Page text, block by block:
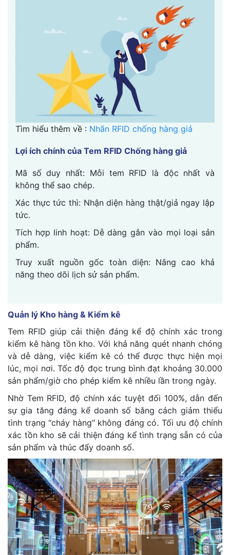
Tìm hiểu thêm về : Nhãn RFID chống hàng giả
Lợi ích chính của Tem RFID Chống hàng giả
Mã số duy nhất: Mỗi tem RFID là độc nhất và
không thể sao chép.
Xác thực tức thì: Nhận diện hàng thật/giả ngay lập
tức.
Tích hợp linh hoạt: Dễ dàng gắn vào mọi loại sản
phẩm.
Truy xuất nguồn gốc toàn diện: Nâng cao khả
năng theo dõi lịch sử sản phẩm.
Quản lý Kho hàng & Kiểm kê
Tem RFID giúp cải thiện đáng kể độ chính xác trong
kiểm kê hàng tồn kho. Với khả năng quét nhanh chóng
và dễ dàng, việc kiểm kê có thể được thực hiện mọi
lúc, mọi nơi. Tốc độ đọc trung bình đạt khoảng 30.000
sản phẩm/giờ cho phép kiểm kê nhiều lần trong ngày.
Nhờ Tem RFID, độ chính xác tuyệt đối 100%, dẫn đến
sự gia tăng đáng kể doanh số bằng cách giảm thiểu
tình trạng “cháy hàng” không đáng có. Tối ưu độ chính
xác tồn kho sẽ cải thiện đáng kể tình trạng sẵn có của
sản phẩm và thúc đẩy doanh số.